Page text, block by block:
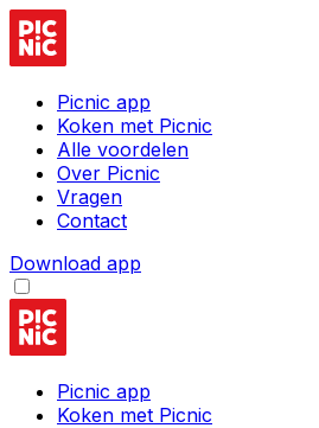
Picnic app
Koken met Picnic
Alle voordelen
Over Picnic
Vragen
Contact
Download app
Picnic app
Koken met Picnic